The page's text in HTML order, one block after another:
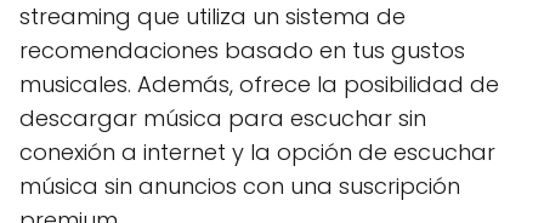
streaming que utiliza un sistema de
recomendaciones basado en tus gustos
musicales. Además, ofrece la posibilidad de
descargar música para escuchar sin
conexión a internet y la opción de escuchar
música sin anuncios con una suscripción